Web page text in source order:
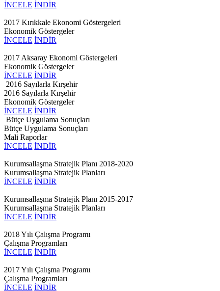
İNCELE İNDİR
2017 Kırıkkale Ekonomi Göstergeleri
Ekonomik Göstergeler
İNCELE İNDİR
2017 Aksaray Ekonomi Göstergeleri
Ekonomik Göstergeler
İNCELE İNDİR
2016 Sayılarla Kırşehir
2016 Sayılarla Kırşehir
Ekonomik Göstergeler
İNCELE İNDİR
Bütçe Uygulama Sonuçları
Bütçe Uygulama Sonuçları
Mali Raporlar
İNCELE İNDİR
Kurumsallaşma Stratejik Planı 2018-2020
Kurumsallaşma Stratejik Planları
İNCELE İNDİR
Kurumsallaşma Stratejik Planı 2015-2017
Kurumsallaşma Stratejik Planları
İNCELE İNDİR
2018 Yılı Çalışma Programı
Çalışma Programları
İNCELE İNDİR
2017 Yılı Çalışma Programı
Çalışma Programları
İNCELE İNDİR